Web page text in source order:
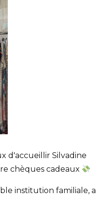
d'accueillir Silvadine
chèques cadeaux
institution familiale, a